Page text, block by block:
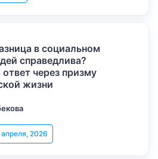
в социальном
справедлива?
через призму
жизни
апреля, 2026